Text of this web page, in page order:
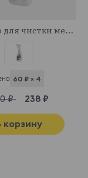
Средство для чистки мебельных тканей
60 ₽ × 4
₽ 238 ₽
корзину